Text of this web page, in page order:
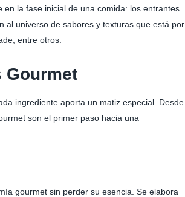
la fase inicial de una comida: los entrantes
al universo de sabores y texturas que está por
entre otros.
Gourmet
ingrediente aporta un matiz especial. Desde
son el primer paso hacia una
gourmet sin perder su esencia. Se elabora